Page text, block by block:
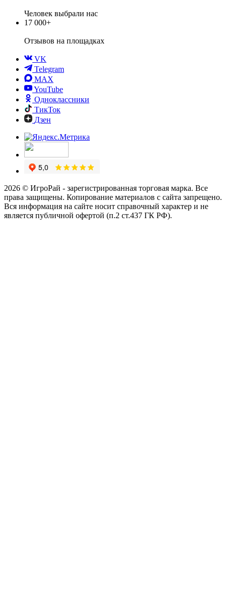
Человек выбрали нас
17 000+
Отзывов на площадках
VK
Telegram
MAX
YouTube
Одноклассники
ТикТок
Дзен
2026 © ИгроРай - зарегистрированная торговая марка. Все
права защищены. Копирование материалов с сайта запрещено.
Вся информация на сайте носит справочный характер и не
является публичной офертой (п.2 ст.437 ГК РФ).